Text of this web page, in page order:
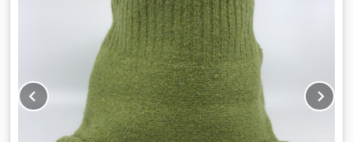
Prev